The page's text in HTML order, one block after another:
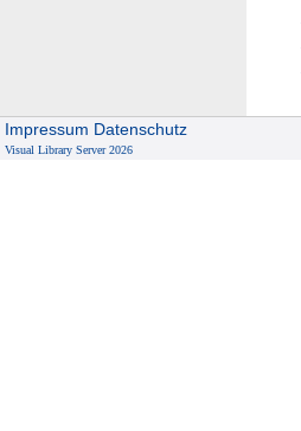
Impressum Datenschutz
Visual Library Server 2026